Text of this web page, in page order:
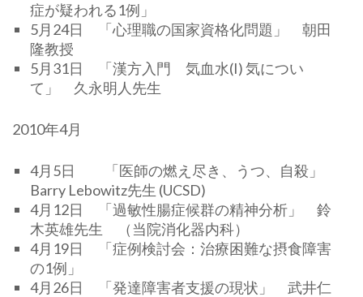
症が疑われる1例」
5月24日 「心理職の国家資格化問題」 朝田
隆教授
5月31日 「漢方入門 気血水(I) 気につい
て」 久永明人先生
2010年4月
4月5日 「医師の燃え尽き、うつ、自殺」
Barry Lebowitz先生 (UCSD)
4月12日 「過敏性腸症候群の精神分析」 鈴
木英雄先生 （当院消化器内科）
4月19日 「症例検討会：治療困難な摂食障害
の1例」
4月26日 「発達障害者支援の現状」 武井仁